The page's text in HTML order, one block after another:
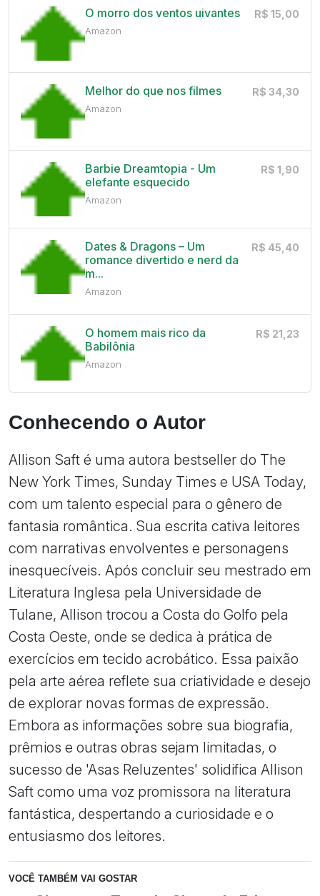
O morro dos ventos uivantes
Amazon
R$ 15,00
Melhor do que nos filmes
Amazon
R$ 34,30
Barbie Dreamtopia - Um
elefante esquecido
Amazon
R$ 1,90
Dates & Dragons – Um
romance divertido e nerd da
m...
Amazon
R$ 45,40
O homem mais rico da
Babilônia
Amazon
R$ 21,23
Conhecendo o Autor
Allison Saft é uma autora bestseller do The
New York Times, Sunday Times e USA Today,
com um talento especial para o gênero de
fantasia romântica. Sua escrita cativa leitores
com narrativas envolventes e personagens
inesquecíveis. Após concluir seu mestrado em
Literatura Inglesa pela Universidade de
Tulane, Allison trocou a Costa do Golfo pela
Costa Oeste, onde se dedica à prática de
exercícios em tecido acrobático. Essa paixão
pela arte aérea reflete sua criatividade e desejo
de explorar novas formas de expressão.
Embora as informações sobre sua biografia,
prêmios e outras obras sejam limitadas, o
sucesso de 'Asas Reluzentes' solidifica Allison
Saft como uma voz promissora na literatura
fantástica, despertando a curiosidade e o
entusiasmo dos leitores.
VOCÊ TAMBÉM VAI GOSTAR